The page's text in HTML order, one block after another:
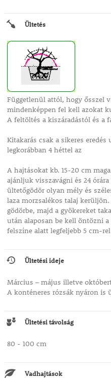
Ültetés
Függetlenül attól, hogy ősszel
mindenképpen fel kell azokat
A feltöltés a kiszáradástól és a
Kitakarás csak a sikeres
legkorábban 4 héttel az
A hajtásokat kb. 15-20 cm
ajánljuk visszavágni és 24
ültetőgödör olyan mély és
laza morzsalékos talaj
gödörbe, majd a gyökereket
után alaposan be kell öntözni
felszíne alatt legfeljebb 5 cm-
Ültetési ideje
Március – május illetve
A konténeres rózsák nyáron is
Ültetési távolság
80 - 100 cm
Vadhajtások